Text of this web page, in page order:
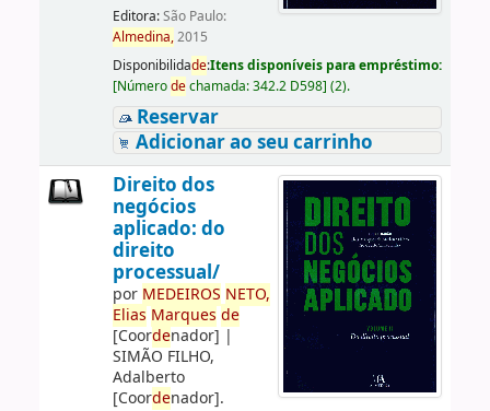
Editora:São Paulo:
Almedina,2015
Disponibilidade:Itens disponíveis para empréstimo:
[Númerodechamada:342.2 D598] (2).
Reservar
Adicionar ao seu carrinho
Direito dos
negócios
aplicado: do
direito
processual/
por MEDEIROS NETO,
Elias Marques de
[Coordenador] |
SIMÃO FILHO,
Adalberto
[Coordenador].